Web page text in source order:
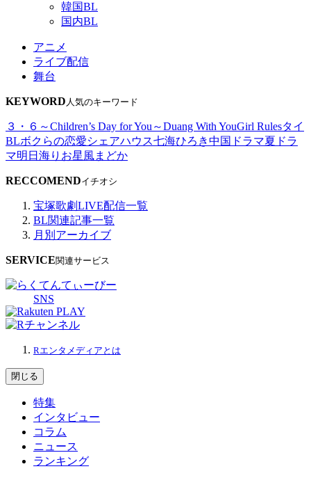
韓国BL
国内BL
アニメ
ライブ配信
舞台
KEYWORD 人気のキーワード
３・６～Children’s Day for You～Duang With YouGirl Rulesタイ
BLボクらの恋愛シェアハウス七海ひろき中国ドラマ夏ドラ
マ明日海りお星風まどか
RECCOMENDイチオシ
宝塚歌劇LIVE配信一覧
BL関連記事一覧
月別アーカイブ
SERVICE関連サービス
SNS
Rエンタメディアとは
閉じる
特集
インタビュー
コラム
ニュース
ランキング